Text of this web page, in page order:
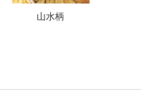
山水柄